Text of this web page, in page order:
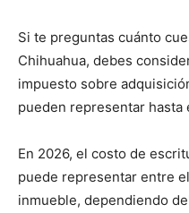
Si te preguntas cuánto
Chihuahua, debes
impuesto sobre
pueden representar hasta
En 2026, el costo de
puede representar entre
inmueble, dependiendo